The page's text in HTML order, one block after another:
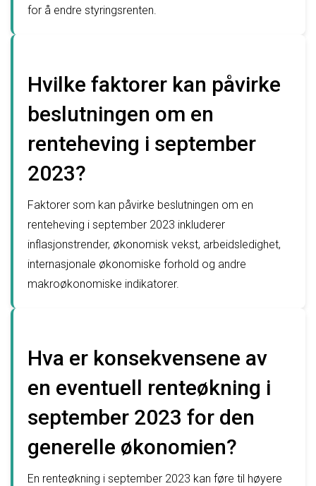
for å endre styringsrenten.
Hvilke faktorer kan påvirke
beslutningen om en
renteheving i september
2023?
Faktorer som kan påvirke beslutningen om en
renteheving i september 2023 inkluderer
inflasjonstrender, økonomisk vekst, arbeidsledighet,
internasjonale økonomiske forhold og andre
makroøkonomiske indikatorer.
Hva er konsekvensene av
en eventuell renteøkning i
september 2023 for den
generelle økonomien?
En renteøkning i september 2023 kan føre til høyere